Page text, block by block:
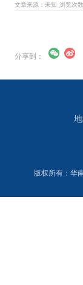
文章来源：未知 浏览次数
分享到：
版权所有：华